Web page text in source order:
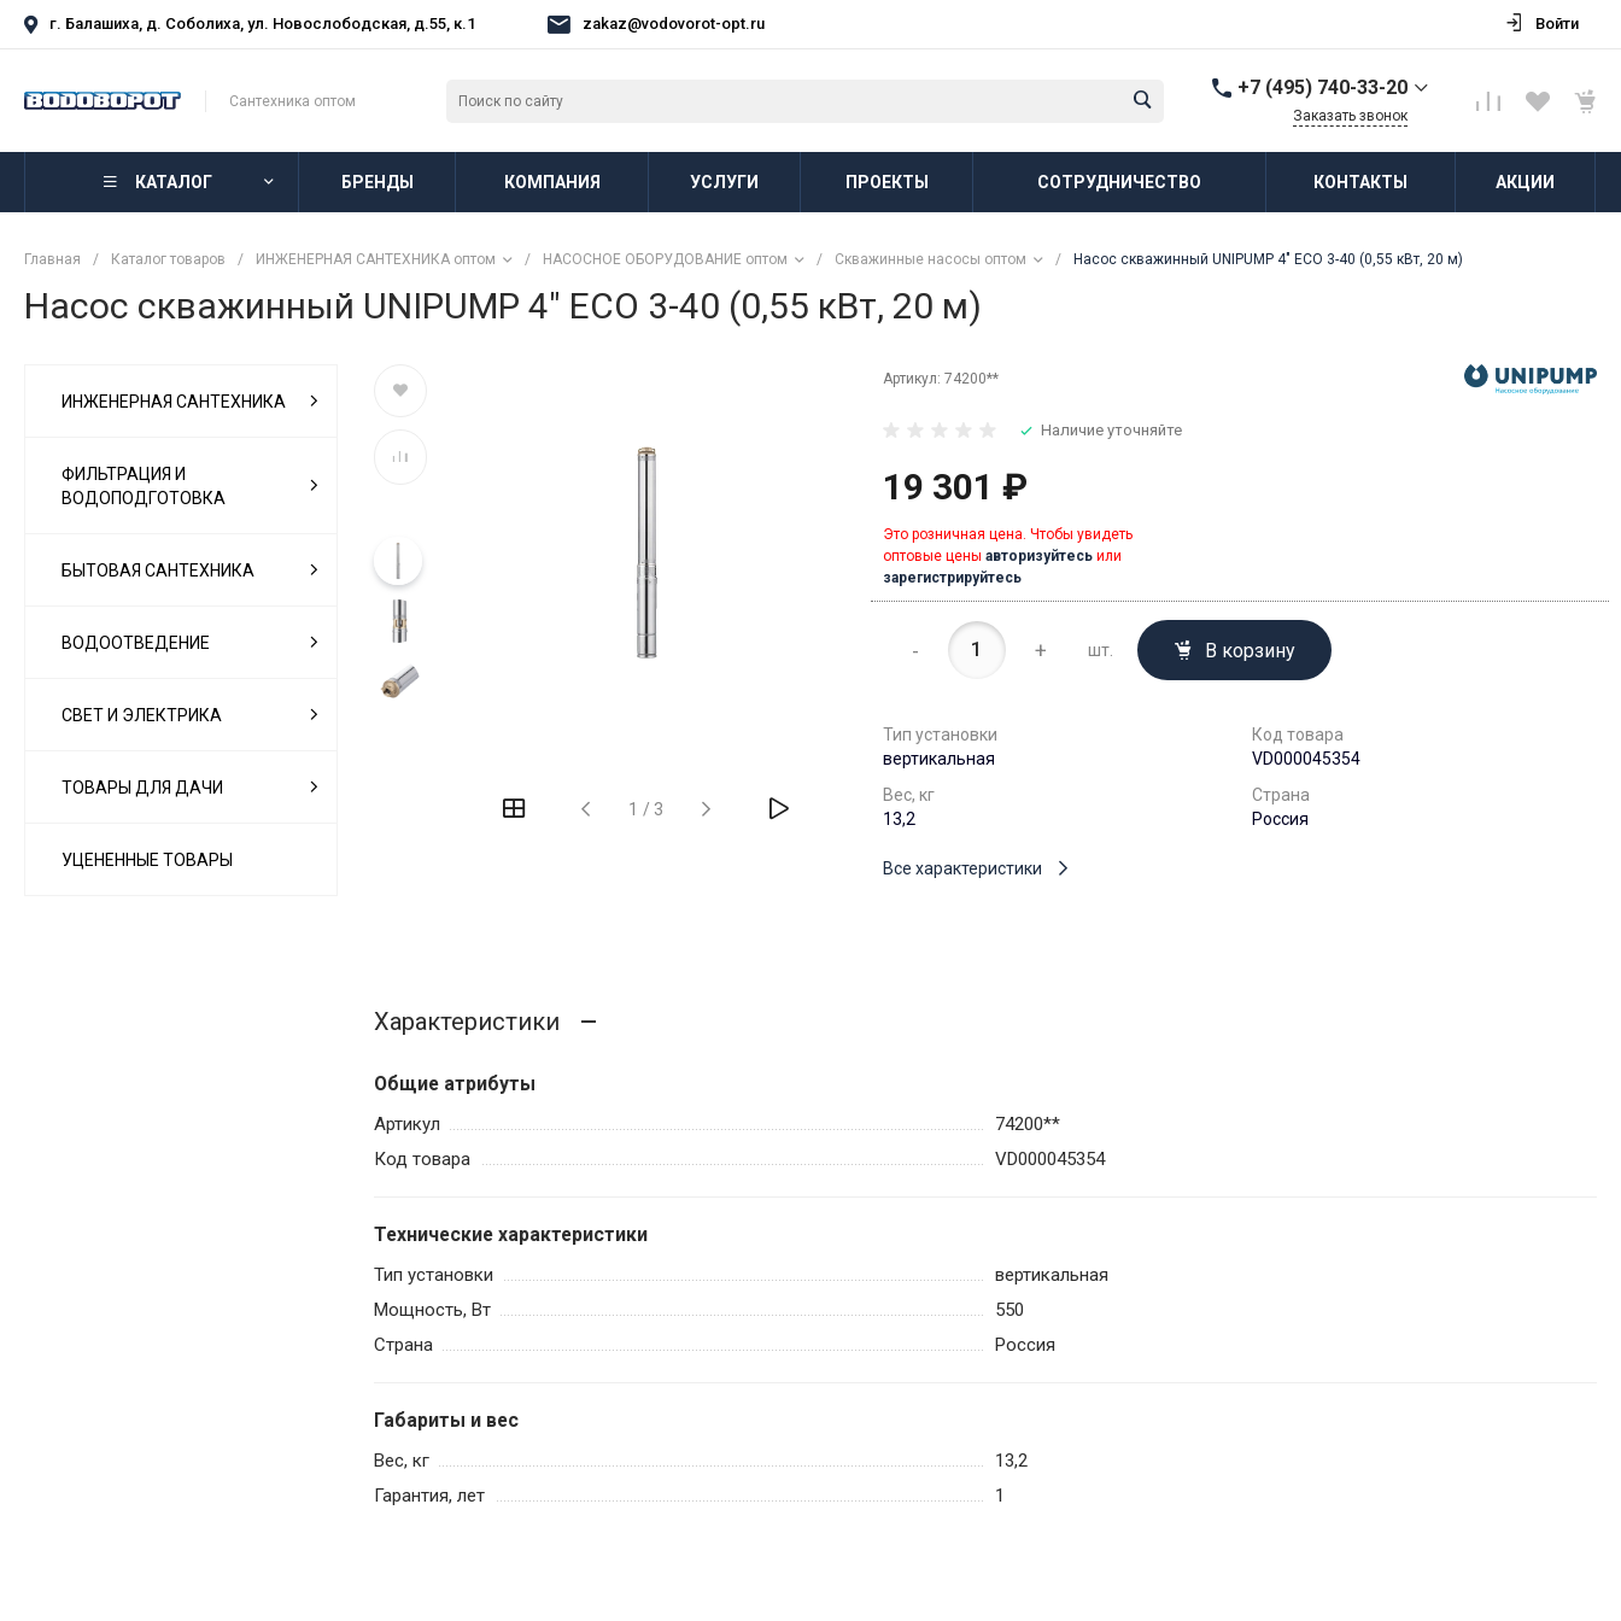
г. Балашиха, д. Соболиха, ул. Новослободская, д.55, к.1 zakaz@vodovorot-opt.ru Войти
Сантехника оптом
+7 (495) 740-33-20
г. Балашиха, д.
Пн-Пт: 8:00-18:00 Cб-Вс:
Заказать звонок
КАТАЛОГ БРЕНДЫ КОМПАНИЯ УСЛУГИ ПРОЕКТЫ СОТРУДНИЧЕСТВО КОНТАКТЫ АКЦИИ
Главная / Каталог товаров / ИНЖЕНЕРНАЯ САНТЕХНИКА оптом / НАСОСНОЕ ОБОРУДОВАНИЕ оптом / Скважинные насосы оптом / Насос скважинный UNIPUMP 4" ECO 3-40 (0,55 кВт, 20 м)
Насос скважинный UNIPUMP 4" ECO 3-40 (0,55 кВт, 20 м)
ИНЖЕНЕРНАЯ САНТЕХНИКА
ФИЛЬТРАЦИЯ И
ВОДОПОДГОТОВКА
БЫТОВАЯ САНТЕХНИКА
ВОДООТВЕДЕНИЕ
СВЕТ И ЭЛЕКТРИКА
ТОВАРЫ ДЛЯ ДАЧИ
УЦЕНЕННЫЕ ТОВАРЫ
1 / 3
Артикул: 74200**
Наличие уточняйте
19 301 ₽
Это розничная цена. Чтобы увидеть
оптовые цены авторизуйтесьили
зарегистрируйтесь
- + шт. В корзину
Тип установки
вертикальная
Код товара
VD000045354
Вес, кг
13,2
Страна
Россия
Все характеристики
Характеристики
Общие атрибуты
Артикул
74200**
Код товара
VD000045354
Технические характеристики
Тип установки
вертикальная
Мощность, Вт
550
Страна
Россия
Габариты и вес
Вес, кг
13,2
Гарантия, лет
1